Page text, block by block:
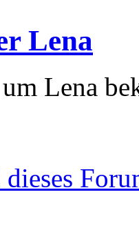
Lena
Lena
dieses